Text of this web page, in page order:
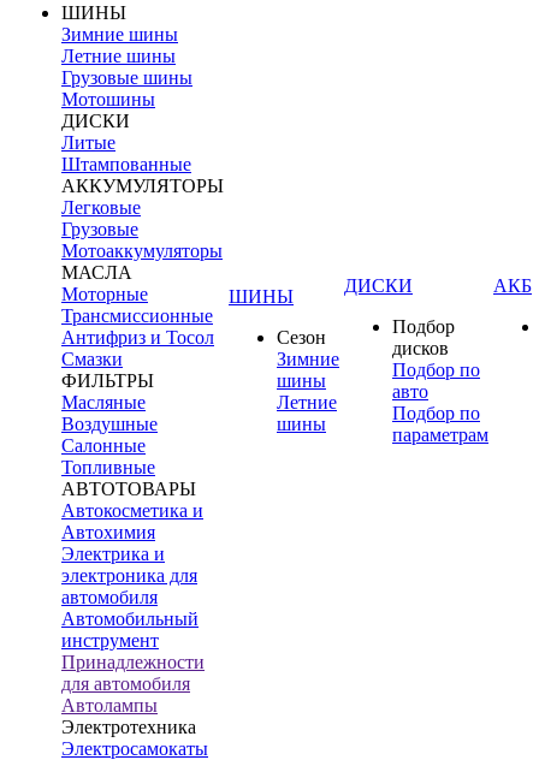
ШИНЫ
Зимние шины
Летние шины
Грузовые шины
Мотошины
ДИСКИ
Литые
Штампованные
АККУМУЛЯТОРЫ
Легковые
Грузовые
Мотоаккумуляторы
МАСЛА
Моторные
Трансмиссионные
Антифриз и Тосол
Смазки
ФИЛЬТРЫ
Масляные
Воздушные
Салонные
Топливные
АВТОТОВАРЫ
Автокосметика и
Автохимия
Электрика и
электроника для
автомобиля
Автомобильный
инструмент
Принадлежности
для автомобиля
Автолампы
Электротехника
Электросамокаты
ШИНЫ
Сезон
Зимние
шины
Летние
шины
ДИСКИ
Подбор
дисков
Подбор по
авто
Подбор по
параметрам
АКБ